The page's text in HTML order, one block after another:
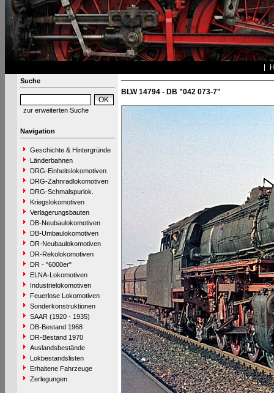
Suche
zur erweiterten Suche
Navigation
Geschichte & Hintergründe
Länderbahnen
DRG-Einheitslokomotiven
DRG-Zahnradlokomotiven
DRG-Schmalspurlok.
Kriegslokomotiven
Verlagerungsbauten
DB-Neubaulokomotiven
DB-Umbaulokomotiven
DR-Neubaulokomotiven
DR-Rekolokomotiven
DR - "6000er"
ELNA-Lokomotiven
Industrielokomotiven
Feuerlose Lokomotiven
Sonderkonstruktionen
SAAR (1920 - 1935)
DB-Bestand 1968
DR-Bestand 1970
Auslandsbestände
Lokbestandslisten
Erhaltene Fahrzeuge
Zerlegungen
BLW 14794 - DB "042 073-7"